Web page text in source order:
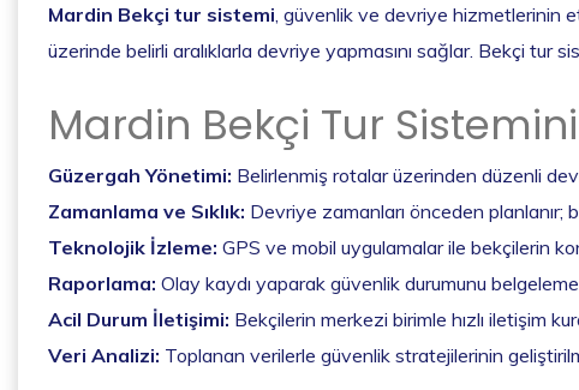
Mardin Bekçi tur sistemi , güvenlik ve devriye hizmetlerinin
üzerinde belirli aralıklarla devriye yapmasını sağlar. Bekçi tur
Mardin Bekçi Tur
Güzergah Yönetimi: Belirlenmiş rotalar üzerinden düzenli
Zamanlama ve Sıklık: Devriye zamanları önceden planlanır;
Teknolojik İzleme: GPS ve mobil uygulamalar ile bekçilerin
Raporlama: Olay kaydı yaparak güvenlik durumunu belgeleme.
Acil Durum İletişimi: Bekçilerin merkezi birimle hızlı iletişim
Veri Analizi: Toplanan verilerle güvenlik stratejilerinin